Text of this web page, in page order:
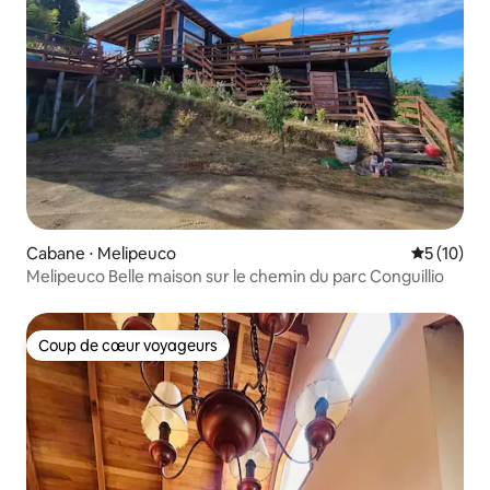
Cabane ⋅ Melipeuco
5 (10)
Melipeuco Belle maison sur le chemin du parc Conguillio
Coup de cœur voyageurs
Coup de cœur voyageurs